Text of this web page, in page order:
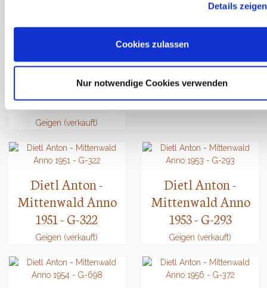
Details zeigen
Cookies zulassen
Nur notwendige Cookies verwenden
Instrumenten
Fabrik - München
Anno 1921 - G-597
Geigen (verkauft)
Devuyst Matthieu -
Wien Anno 2024 - G-
730
Dietl Anton -
Mittenwald Anno
1951 - G-322
Geigen (verkauft)
Dietl Anton -
Mittenwald Anno
1953 - G-293
Geigen (verkauft)